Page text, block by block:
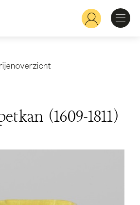
Hoofdnavigatie
(1609-1811)